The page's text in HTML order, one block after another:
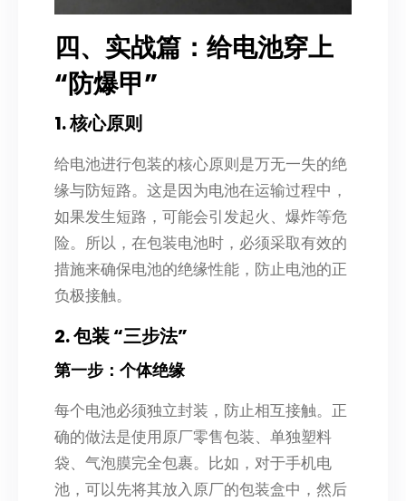
四、实战篇：给电池穿上
“防爆甲”
1. 核心原则
给电池进行包装的核心原则是万无一失的绝
缘与防短路。这是因为电池在运输过程中，
如果发生短路，可能会引发起火、爆炸等危
险。所以，在包装电池时，必须采取有效的
措施来确保电池的绝缘性能，防止电池的正
负极接触。
2. 包装 “三步法”
第一步：个体绝缘
每个电池必须独立封装，防止相互接触。正
确的做法是使用原厂零售包装、单独塑料
袋、气泡膜完全包裹。比如，对于手机电
池，可以先将其放入原厂的包装盒中，然后